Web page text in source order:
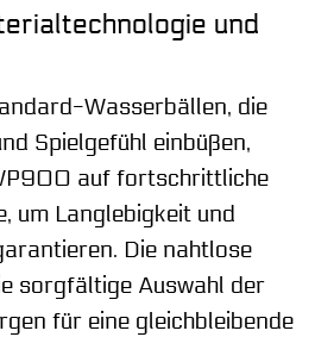
und
Wasserbällen, die
Spielgefühl einbüßen,
auf fortschrittliche
um Langlebigkeit und
Die nahtlose
sorgfältige Auswahl der
für eine gleichbleibende